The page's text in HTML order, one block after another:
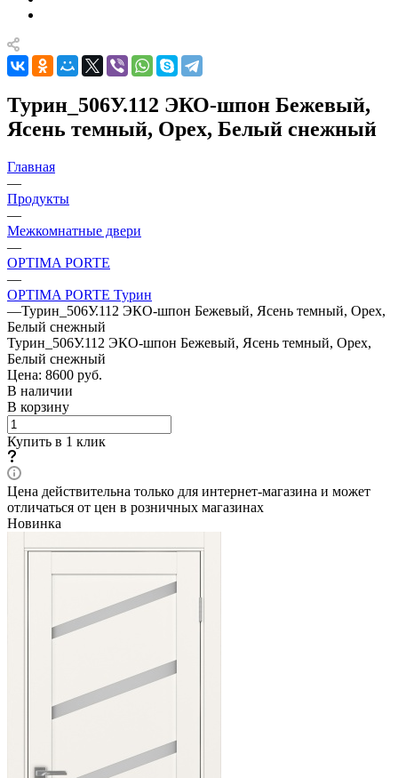
Турин_506У.112 ЭКО-шпон Бежевый,
Ясень темный, Орех, Белый снежный
Главная
—
Продукты
—
Межкомнатные двери
—
OPTIMA PORTE
—
OPTIMA PORTE Турин
—Турин_506У.112 ЭКО-шпон Бежевый, Ясень темный, Орех,
Белый снежный
Турин_506У.112 ЭКО-шпон Бежевый, Ясень темный, Орех,
Белый снежный
Цена: 8600 руб.
В наличии
В корзину
Купить в 1 клик
Цена действительна только для интернет-магазина и может
отличаться от цен в розничных магазинах
Новинка